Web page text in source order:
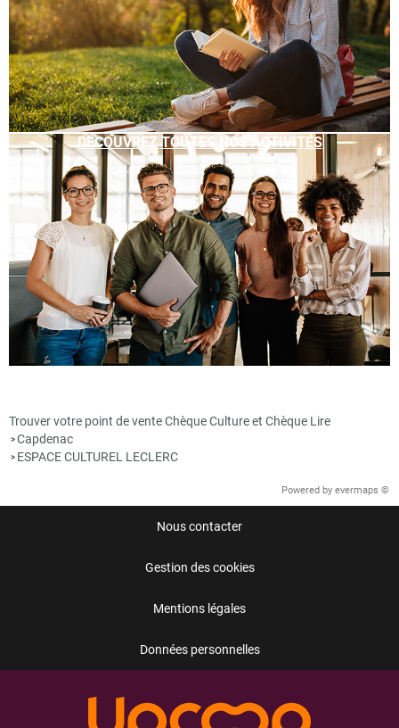
DÉCOUVREZ TOUTES NOS ACTIVITÉS
Trouver votre point de vente Chèque Culture et Chèque Lire
>Capdenac
> ESPACE CULTUREL LECLERC
Powered by evermaps ©
Nous contacter
Gestion des cookies
Mentions légales
Données personnelles